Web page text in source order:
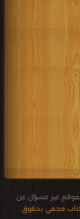
غير مسؤل عن
كتاب محمي بحقوق